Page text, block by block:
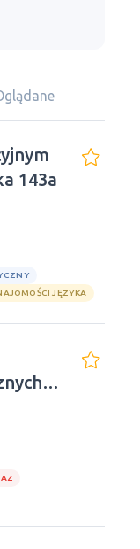
143a
JĘZYKA